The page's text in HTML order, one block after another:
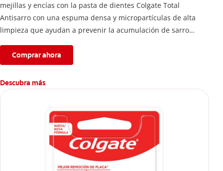
mejillas y encías con la pasta de dientes Colgate Total
Antisarro con una espuma densa y micropartículas de alta
limpieza que ayudan a prevenir la acumulación de sarro
Comprar ahora
Descubra más